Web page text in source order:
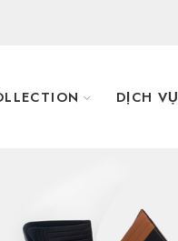
DỊCH VỤ